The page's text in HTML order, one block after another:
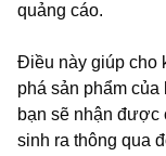
quảng cáo.
Điều này giúp cho
phá sản phẩm của
bạn sẽ nhận được
sinh ra thông qua